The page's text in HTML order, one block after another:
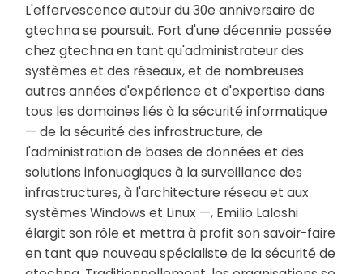
L'effervescence autour du 30e anniversaire de
gtechna se poursuit. Fort d'une décennie passée
chez gtechna en tant qu'administrateur des
systèmes et des réseaux, et de nombreuses
autres années d'expérience et d'expertise dans
tous les domaines liés à la sécurité informatique
— de la sécurité des infrastructure, de
l'administration de bases de données et des
solutions infonuagiques à la surveillance des
infrastructures, à l'architecture réseau et aux
systèmes Windows et Linux —, Emilio Laloshi
élargit son rôle et mettra à profit son savoir-faire
en tant que nouveau spécialiste de la sécurité de